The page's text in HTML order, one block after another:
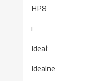
HP8
i
Ideał
Idealne